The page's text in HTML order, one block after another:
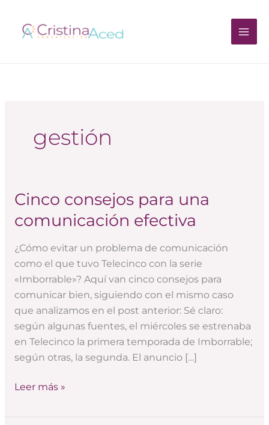
contenido
gestión
Cinco consejos para una
comunicación efectiva
¿Cómo evitar un problema de comunicación
como el que tuvo Telecinco con la serie
«Imborrable»? Aquí van cinco consejos para
comunicar bien, siguiendo con el mismo caso
que analizamos en el post anterior: Sé claro:
según algunas fuentes, el miércoles se estrenaba
en Telecinco la primera temporada de Imborrable;
según otras, la segunda. El anuncio […]
Cinco
para
una
comunicación
efectiva
Leer más »